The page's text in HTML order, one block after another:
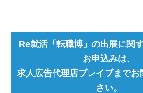
Re就活「転職博」の出展に関
お申込みは、
求人広告代理店ブレイブまでお
さい。